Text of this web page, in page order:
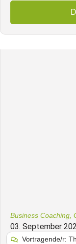
Business Coaching
03. September
Vortragende/r: